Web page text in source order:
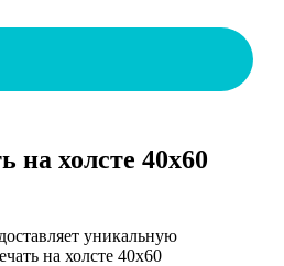
на холсте 40х60
уникальную
на холсте 40х60